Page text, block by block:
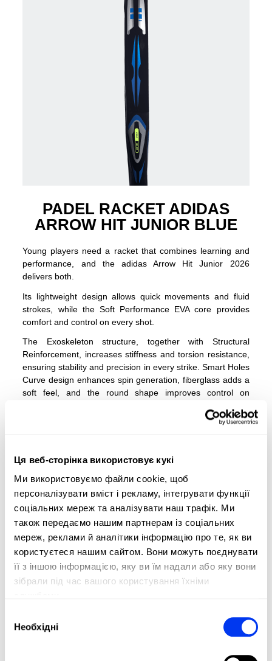
Ця веб-сторінка використовує кукі
Ми використовуємо файли cookie, щоб
персоналізувати вміст і рекламу, інтегрувати функції
соціальних мереж та аналізувати наш трафік. Ми
також передаємо нашим партнерам із соціальних
мереж, реклами й аналітики інформацію про те, як ви
користуєтеся нашим сайтом. Вони можуть поєднувати
її з іншою інформацією, яку ви їм надали або яку вони
зібрали під час вашого користування їхніми
згоди
Необхідні
PADEL RACKET ADIDAS
ARROW HIT JUNIOR BLUE
Young players need a racket that combines learning and
performance, and the adidas Arrow Hit Junior 2026
delivers both.
Its lightweight design allows quick movements and fluid
strokes, while the Soft Performance EVA core provides
comfort and control on every shot.
The Exoskeleton structure, together with Structural
Reinforcement, increases stiffness and torsion resistance,
ensuring stability and precision in every strike. Smart Holes
Curve design enhances spin generation, fiberglass adds a
soft feel, and the round shape improves control on
from day one. And this year, as a major new feature, we
SEE THE RACKET IN ACTION